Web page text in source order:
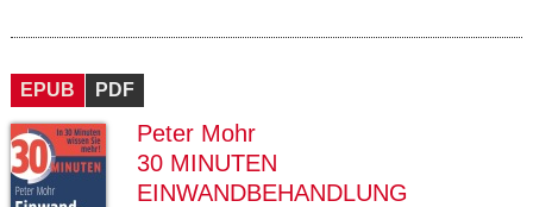
EPUB PDF
Peter Mohr
30 MINUTEN
EINWANDBEHANDLUNG